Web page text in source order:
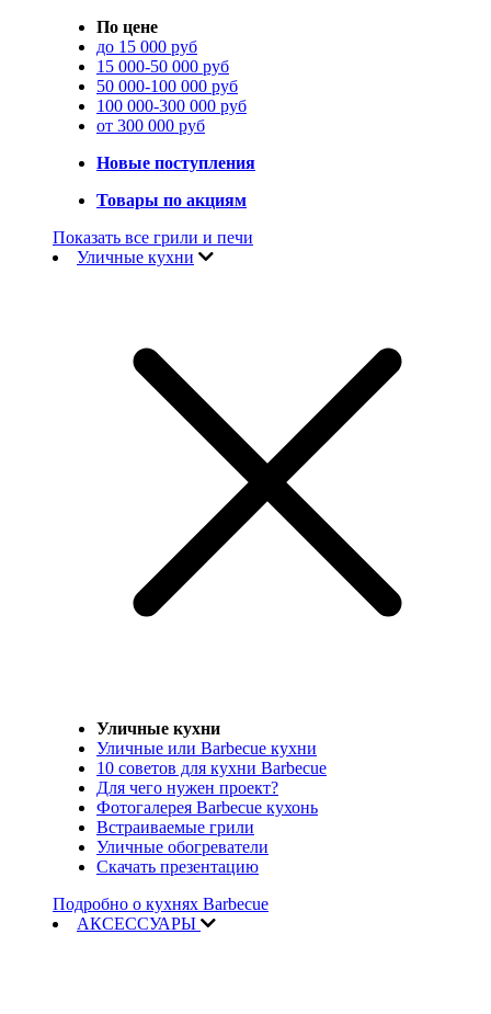
По цене
до 15 000 руб
15 000-50 000 руб
50 000-100 000 руб
100 000-300 000 руб
от 300 000 руб
Новые поступления
Товары по акциям
Показать все грили и печи
Уличные кухни
Уличные кухни
Уличные или Barbecue кухни
10 советов для кухни Barbecue
Для чего нужен проект?
Фотогалерея Barbecue кухонь
Встраиваемые грили
Уличные обогреватели
Скачать презентацию
Подробно о кухнях Barbecue
АКСЕССУАРЫ